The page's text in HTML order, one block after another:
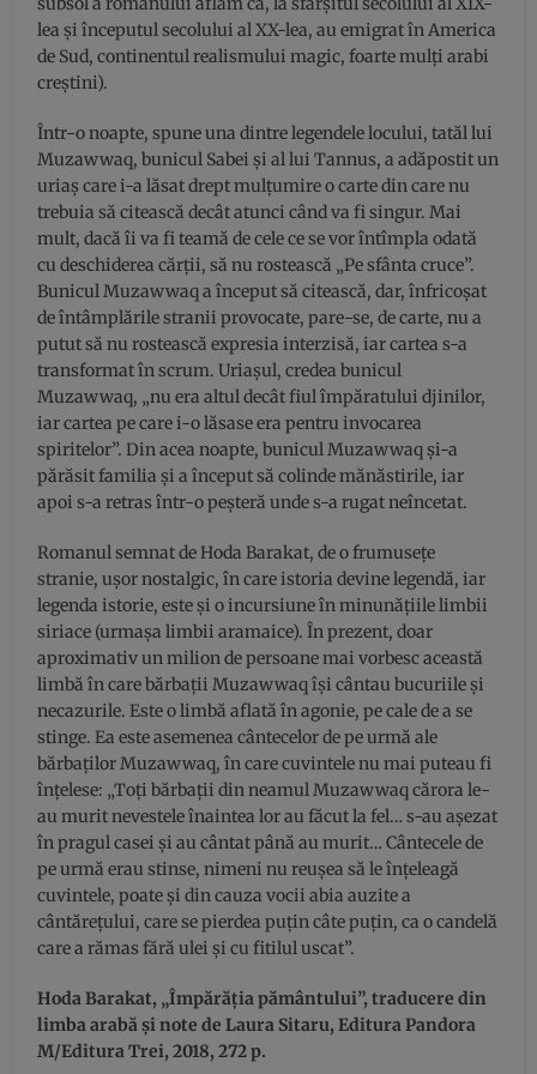
lea și începutul secolului al XX-lea, au emigrat în America
de Sud, continentul realismului magic, foarte mulți arabi
creștini).
Într-o noapte, spune una dintre legendele locului, tatăl lui
Muzawwaq, bunicul Sabei și al lui Tannus, a adăpostit un
uriaș care i-a lăsat drept mulțumire o carte din care nu
trebuia să citească decât atunci când va fi singur. Mai
mult, dacă îi va fi teamă de cele ce se vor întîmpla odată
cu deschiderea cărții, să nu rostească „Pe sfânta cruce”.
Bunicul Muzawwaq a început să citească, dar, înfricoșat
de întâmplările stranii provocate, pare-se, de carte, nu a
putut să nu rostească expresia interzisă, iar cartea s-a
transformat în scrum. Uriașul, credea bunicul
Muzawwaq, „nu era altul decât fiul împăratului djinilor,
iar cartea pe care i-o lăsase era pentru invocarea
spiritelor”. Din acea noapte, bunicul Muzawwaq și-a
părăsit familia și a început să colinde mănăstirile, iar
apoi s-a retras într-o peșteră unde s-a rugat neîncetat.
Romanul semnat de Hoda Barakat, de o frumusețe
stranie, ușor nostalgic, în care istoria devine legendă, iar
legenda istorie, este și o incursiune în minunățiile limbii
siriace (urmașa limbii aramaice). În prezent, doar
aproximativ un milion de persoane mai vorbesc această
limbă în care bărbații Muzawwaq își cântau bucuriile și
necazurile. Este o limbă aflată în agonie, pe cale de a se
stinge. Ea este asemenea cântecelor de pe urmă ale
bărbaților Muzawwaq, în care cuvintele nu mai puteau fi
înțelese: „Toți bărbații din neamul Muzawwaq cărora le-
au murit nevestele înaintea lor au făcut la fel… s-au așezat
în pragul casei și au cântat până au murit… Cântecele de
pe urmă erau stinse, nimeni nu reușea să le înțeleagă
cuvintele, poate și din cauza vocii abia auzite a
cântărețului, care se pierdea puțin câte puțin, ca o candelă
care a rămas fără ulei și cu fitilul uscat”.
Hoda Barakat, „Împărăția pământului”, traducere din
limba arabă și note de Laura Sitaru, Editura Pandora
M/Editura Trei, 2018, 272 p.